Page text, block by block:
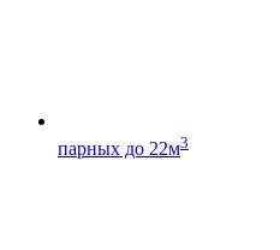
парных до 22м3